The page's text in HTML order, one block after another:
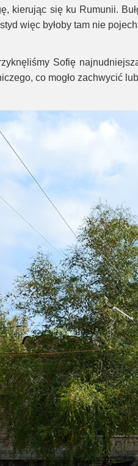
kierując się ku Rumunii.
więc byłoby tam nie
Sofię
co mogło zachwycić